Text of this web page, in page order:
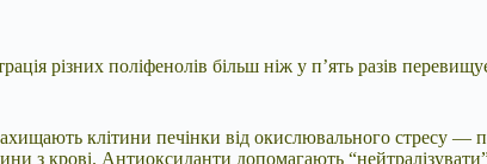
різних поліфенолів більш ніж у п’ять разів
клітини печінки від окислювального стресу
з крові. Антиоксиданти допомагають